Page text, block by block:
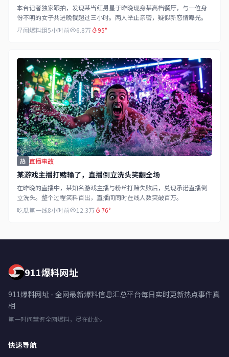
本台记者独家跟拍，发现某当红男星于昨晚现身某高档餐厅，与一位身
份不明的女子共进晚餐超过三小时。两人举止亲密，疑似新恋情曝光。
星闻爆料组5小时前 6.8万 95°
热 直播事故
某游戏主播打赌输了，直播倒立洗头笑翻全场
在昨晚的直播中，某知名游戏主播与粉丝打赌失败后，兑现承诺直播倒
立洗头。整个过程笑料百出，直播间同时在线人数突破百万。
吃瓜第一线8小时前 12.3万 76°
911爆料网址
911爆料网址 - 全网最新爆料信息汇总平台每日实时更新热点事件真
相
第一时间掌握全网爆料，尽在此处。
快速导航